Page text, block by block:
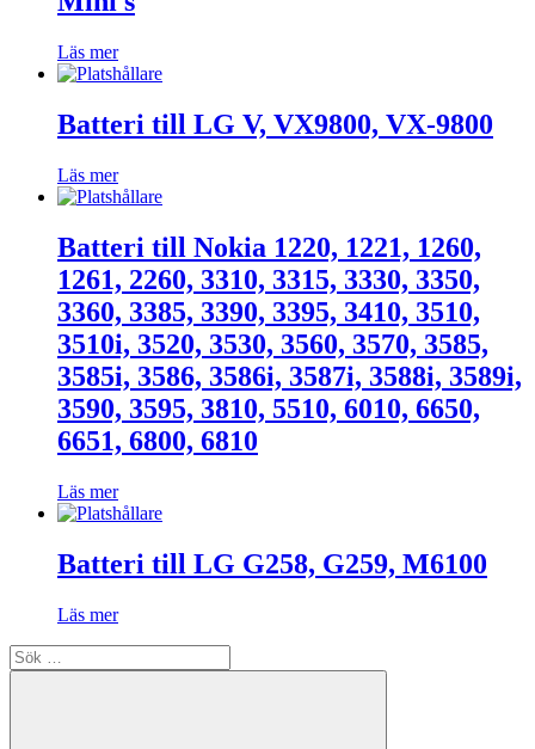
Läs mer
Batteri till LG V, VX9800, VX-9800
Läs mer
Batteri till Nokia 1220, 1221, 1260,
1261, 2260, 3310, 3315, 3330, 3350,
3360, 3385, 3390, 3395, 3410, 3510,
3510i, 3520, 3530, 3560, 3570, 3585,
3585i, 3586, 3586i, 3587i, 3588i, 3589i,
3590, 3595, 3810, 5510, 6010, 6650,
6651, 6800, 6810
Läs mer
Batteri till LG G258, G259, M6100
Läs mer
Sök
efter: